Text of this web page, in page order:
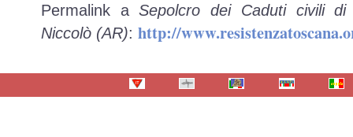
Permalink aSepolcro dei Caduti civili
Niccolò (AR): http://